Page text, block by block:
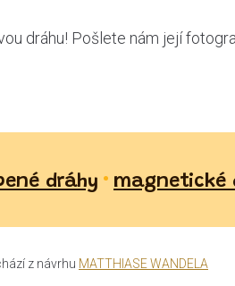
dráhu! Pošlete nám její
dráhy • magnetické
z návrhu MATTHIASE WANDELA